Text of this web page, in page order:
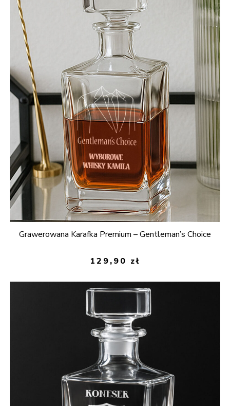
Grawerowana Karafka Premium – Gentleman’s Choice
129,90 zł